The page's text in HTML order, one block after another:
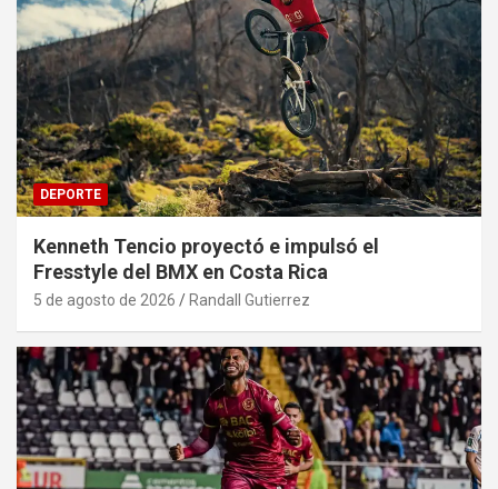
DEPORTE
Kenneth Tencio proyectó e impulsó el
Fresstyle del BMX en Costa Rica
5 de agosto de 2026 Randall Gutierrez